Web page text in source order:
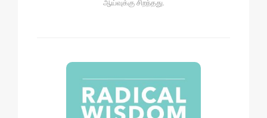
ஆய்வுக்கு சிறந்தது.